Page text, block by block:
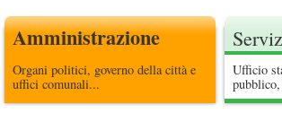
Amministrazione
Organi politici, governo della città e
uffici comunali...
Ufficio